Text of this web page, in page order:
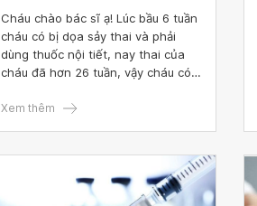
Cháu chào bác sĩ ạ! Lúc bầu 6 tuần
cháu có bị dọa sảy thai và phải
dùng thuốc nội tiết, nay thai của
cháu đã hơn 26 tuần, vậy cháu có
Rất mong nhận được câu trả lời từ
Xem thêm